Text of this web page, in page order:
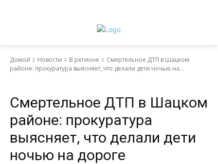
Домой Новости В регионе
Смертельное ДТП в Шацком
районе: прокуратура выясняет, что делали дети ночью на...
Смертельное ДТП в Шацком
районе: прокуратура
выясняет, что делали дети
ночью на дороге